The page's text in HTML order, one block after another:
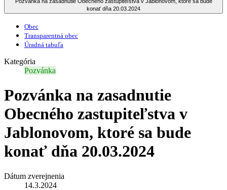
konať dňa 20.03.2024
Obec
Transparentná obec
Úradná tabuľa
Kategória
Pozvánka
Pozvánka na zasadnutie
Obecného zastupiteľstva v
Jablonovom, ktoré sa bude
konať dňa 20.03.2024
Dátum zverejnenia
14.3.2024